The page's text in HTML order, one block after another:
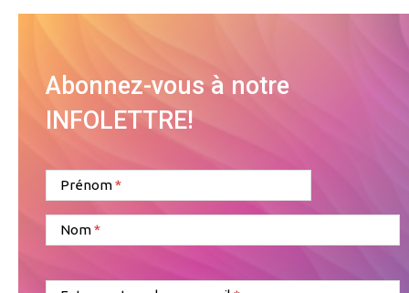
Abonnez-vous à notre
INFOLETTRE!
Prénom
Nom